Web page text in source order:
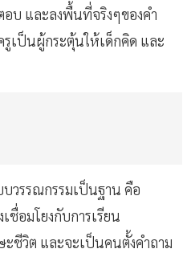
บ และลงพื้นที่จริงๆของคำ
เป็นผู้กระตุ้นให้เด็กคิด และ
วรรณกรรมเป็นฐาน คือ
ชื่อมโยงกับการเรียน
ชีวิต และจะเป็นคนตั้งคำถาม